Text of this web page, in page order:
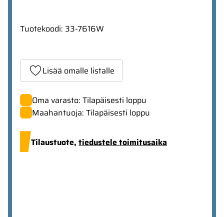
Tuotekoodi: 33-7616W
Lisää omalle listalle
Oma varasto: Tilapäisesti loppu
Maahantuoja: Tilapäisesti loppu
Tilaustuote, tiedustele toimitusaika